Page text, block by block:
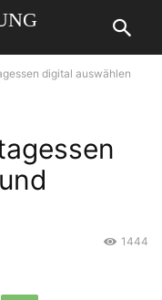
digital auswählen
1444